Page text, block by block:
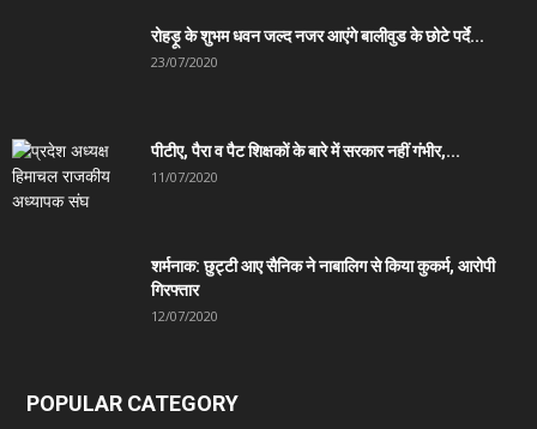
रोहड़ू के शुभम धवन जल्द नजर आएंगे बालीवुड के छोटे पर्दे...
23/07/2020
पीटीए, पैरा व पैट शिक्षकों के बारे में सरकार नहीं गंभीर,...
11/07/2020
शर्मनाक: छुट्टी आए सैनिक ने नाबालिग से किया कुकर्म, आरोपी
गिरफ्तार
12/07/2020
POPULAR CATEGORY